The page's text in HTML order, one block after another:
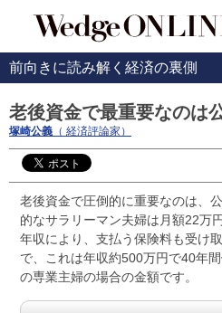
前向きに読み解く経済の裏側
老後資金で最重要なのは
塚崎公義 （ 経済評論家）
老後資金で圧倒的に重要なのは、
的なサラリーマン夫婦は月額22万
年収により、支払う保険料も受け
で、これは年収約500万円で40年
の専業主婦の場合の金額です。